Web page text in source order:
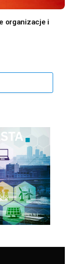
organizacje i